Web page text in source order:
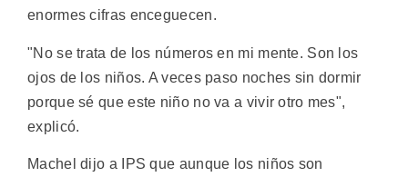
enormes cifras enceguecen.
"No se trata de los números en mi mente. Son los
ojos de los niños. A veces paso noches sin dormir
porque sé que este niño no va a vivir otro mes",
explicó.
Machel dijo a IPS que aunque los niños son